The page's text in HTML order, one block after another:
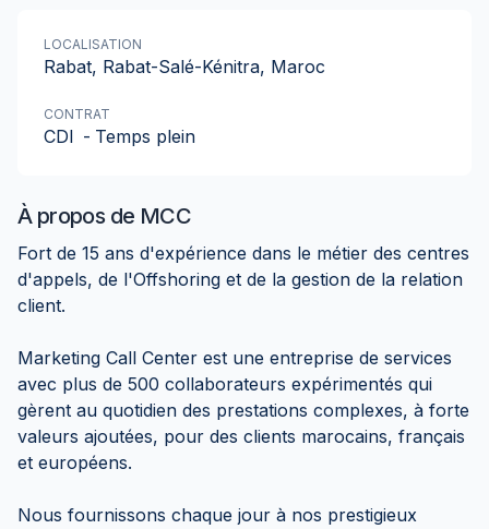
À propos de MCC
Fort de 15 ans d'expérience dans le métier des centres
d'appels, de l'Offshoring et de la gestion de la relation
client.
Marketing Call Center est une entreprise de services
avec plus de 500 collaborateurs expérimentés qui
gèrent au quotidien des prestations complexes, à forte
valeurs ajoutées, pour des clients marocains, français
et européens.
Nous fournissons chaque jour à nos prestigieux
LOCALISATION
Rabat, Rabat-Salé-Kénitra, Maroc
CONTRAT
CDI - Temps plein